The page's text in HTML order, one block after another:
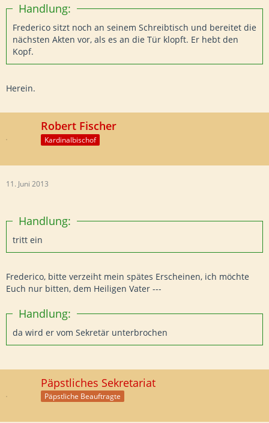
Handlung:
Frederico sitzt noch an seinem Schreibtisch und bereitet die
nächsten Akten vor, als es an die Tür klopft. Er hebt den
Kopf.
Herein.
Robert Fischer
Kardinalbischof
11. Juni 2013
Handlung:
tritt ein
Frederico, bitte verzeiht mein spätes Erscheinen, ich möchte
Euch nur bitten, dem Heiligen Vater ---
Handlung:
da wird er vom Sekretär unterbrochen
Päpstliches Sekretariat
Päpstliche Beauftragte